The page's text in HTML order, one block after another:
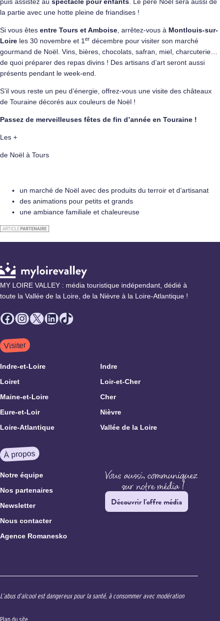
la partie avec une hotte pleine de friandises !
Si vous êtes entre Tours et Amboise , arrêtez-vous à Montlouis-sur-
Loire les 30 novembre et 1 er décembre pour visiter son marché
gourmand de Noël. Vins, bières, chocolats, safran, miel, charcuterie…
de quoi préparer des repas divins ! Des artisans d’art seront aussi
présents pendant le week-end.
S’il vous reste un peu d’énergie, offrez-vous une visite des châteaux
de Touraine décorés aux couleurs de Noël !
Passez de merveilleuses fêtes de fin d’année en Touraine !
Les +
de Noël à Tours
un marché de Noël avec des produits du terroir et d’artisanat
des animations pour petits et grands
une ambiance familiale et chaleureuse
MY LOIRE VALLEY : média touristique indépendant, dédié à
toute la Vallée de la Loire, de la Nièvre à la Loire-Atlantique !
Facebook
Instagram
X LinkedIn
TikTok
Visiter
Indre-et-Loire
Indre
Loiret
Loir-et-Cher
Maine-et-Loire
Cher
Eure-et-Loir
Nièvre
Loire-Atlantique
Vallée de la Loire
À propos
Notre équipe
Nos partenaires
Newsletter
Nous contacter
Agence Romanesko
Découvrir l'offre média
L’abus d’alcool est dangereux pour la santé, à consommer avec modération